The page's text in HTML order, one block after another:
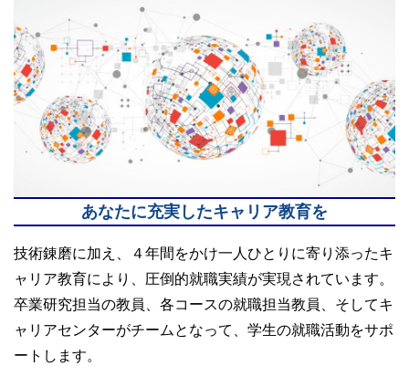
あなたに充実したキャリア教育を
技術錬磨に加え、４年間をかけ一人ひとりに寄り添ったキ
ャリア教育により、圧倒的就職実績が実現されています。
卒業研究担当の教員、各コースの就職担当教員、そしてキ
ャリアセンターがチームとなって、学生の就職活動をサポ
ートします。